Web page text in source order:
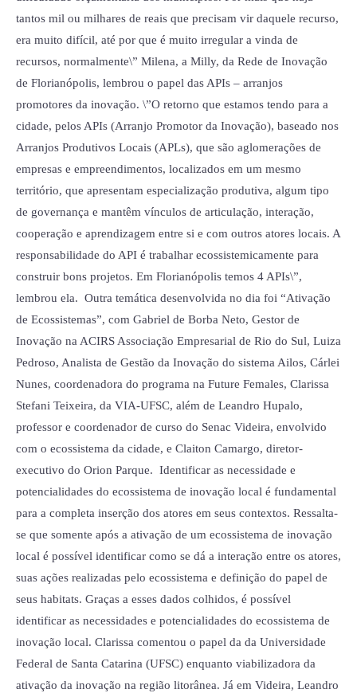
tantos mil ou milhares de reais que precisam vir daquele recurso,
era muito difícil, até por que é muito irregular a vinda de
recursos, normalmente\” Milena, a Milly, da Rede de Inovação
de Florianópolis, lembrou o papel das APIs – arranjos
promotores da inovação. \”O retorno que estamos tendo para a
cidade, pelos APIs (Arranjo Promotor da Inovação), baseado nos
Arranjos Produtivos Locais (APLs), que são aglomerações de
empresas e empreendimentos, localizados em um mesmo
território, que apresentam especialização produtiva, algum tipo
de governança e mantêm vínculos de articulação, interação,
cooperação e aprendizagem entre si e com outros atores locais. A
responsabilidade do API é trabalhar ecossistemicamente para
construir bons projetos. Em Florianópolis temos 4 APIs\”,
lembrou ela. Outra temática desenvolvida no dia foi “Ativação
de Ecossistemas”, com Gabriel de Borba Neto, Gestor de
Inovação na ACIRS Associação Empresarial de Rio do Sul, Luiza
Pedroso, Analista de Gestão da Inovação do sistema Ailos, Cárlei
Nunes, coordenadora do programa na Future Females, Clarissa
Stefani Teixeira, da VIA-UFSC, além de Leandro Hupalo,
professor e coordenador de curso do Senac Videira, envolvido
com o ecossistema da cidade, e Claiton Camargo, diretor-
executivo do Orion Parque. Identificar as necessidade e
potencialidades do ecossistema de inovação local é fundamental
para a completa inserção dos atores em seus contextos. Ressalta-
se que somente após a ativação de um ecossistema de inovação
local é possível identificar como se dá a interação entre os atores,
suas ações realizadas pelo ecossistema e definição do papel de
seus habitats. Graças a esses dados colhidos, é possível
identificar as necessidades e potencialidades do ecossistema de
inovação local. Clarissa comentou o papel da da Universidade
Federal de Santa Catarina (UFSC) enquanto viabilizadora da
ativação da inovação na região litorânea. Já em Videira, Leandro